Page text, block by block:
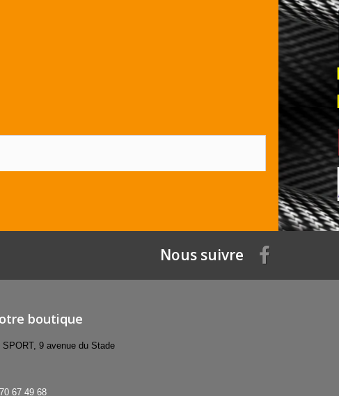
Nous suivre
boutique
9 avenue du Stade
67 49 68